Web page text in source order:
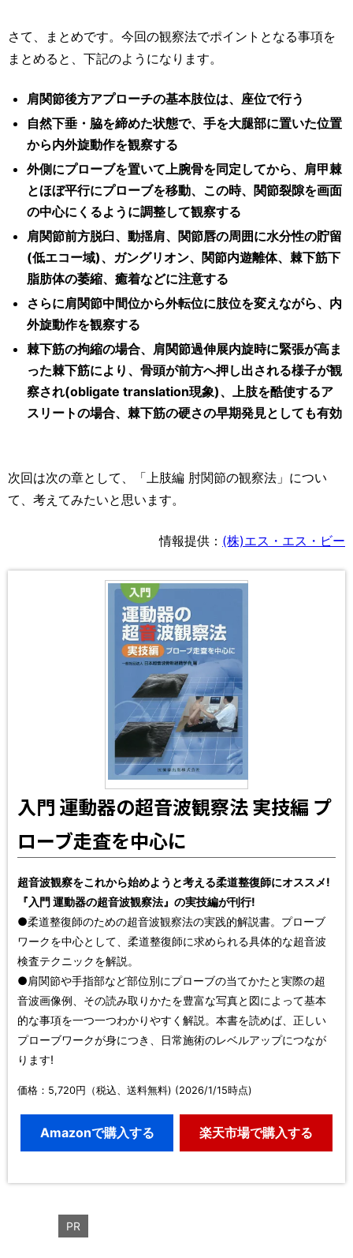
さて、まとめです。今回の観察法でポイントとなる事項を
まとめると、下記のようになります。
肩関節後方アプローチの基本肢位は、座位で行う
自然下垂・脇を締めた状態で、手を大腿部に置いた位置
から内外旋動作を観察する
外側にプローブを置いて上腕骨を同定してから、肩甲棘
とほぼ平行にプローブを移動、この時、関節裂隙を画面
の中心にくるように調整して観察する
肩関節前方脱臼、動揺肩、関節唇の周囲に水分性の貯留
(低エコー域)、ガングリオン、関節内遊離体、棘下筋下
脂肪体の萎縮、癒着などに注意する
さらに肩関節中間位から外転位に肢位を変えながら、内
外旋動作を観察する
棘下筋の拘縮の場合、肩関節過伸展内旋時に緊張が高ま
った棘下筋により、骨頭が前方へ押し出される様子が観
察され(obligate translation現象)、上肢を酷使するア
スリートの場合、棘下筋の硬さの早期発見としても有効
次回は次の章として、「上肢編 肘関節の観察法」につい
て、考えてみたいと思います。
情報提供： (株)エス・エス・ビー
入門 運動器の超音波観察法 実技編 プ
ローブ走査を中心に
超音波観察をこれから始めようと考える柔道整復師にオススメ!
『入門 運動器の超音波観察法』の実技編が刊行!
●柔道整復師のための超音波観察法の実践的解説書。プローブ
ワークを中心として、柔道整復師に求められる具体的な超音波
検査テクニックを解説。
●肩関節や手指部など部位別にプローブの当てかたと実際の超
音波画像例、その読み取りかたを豊富な写真と図によって基本
的な事項を一つ一つわかりやすく解説。本書を読めば、正しい
プローブワークが身につき、日常施術のレベルアップにつなが
ります!
価格：5,720円（税込、送料無料) (2026/1/15時点)
Amazonで購入する 楽天市場で購入する
PR